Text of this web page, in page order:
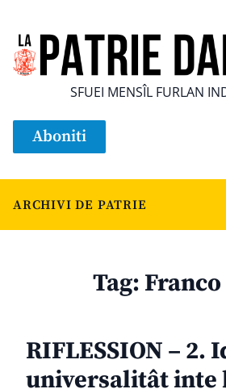
SFUEI MENSÎL FURLAN
Aboniti
ARCHIVI DE PATRIE
Tag:
RIFLESSION – 2.
universalitât inte